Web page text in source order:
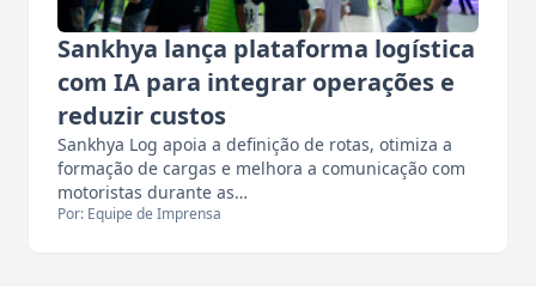
Sankhya lança plataforma logística
com IA para integrar operações e
reduzir custos
Sankhya Log apoia a definição de rotas, otimiza a
formação de cargas e melhora a comunicação com
motoristas durante as…
Por: Equipe de Imprensa